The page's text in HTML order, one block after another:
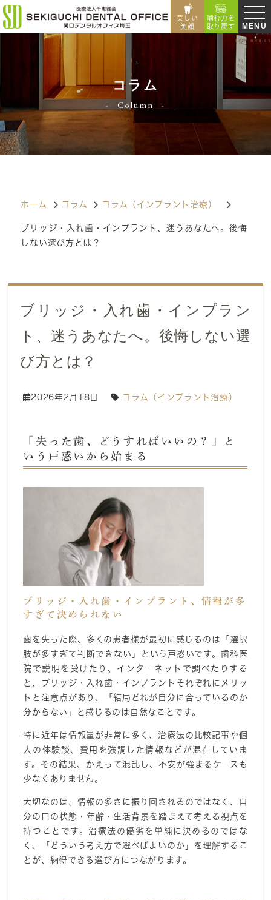
美しい
笑顔
噛む力を
取り戻す
MENU
コラム
Column
ホーム コラム コラム（インプラント治療）
ブリッジ・入れ歯・インプラント、迷うあなたへ。後悔
しない選び方とは？
ブリッジ・入れ歯・インプラン
ト、迷うあなたへ。後悔しない選
び方とは？
2026年2月18日 コラム（インプラント治療）
「失った歯、どうすればいいの？」と
いう戸惑いから始まる
ブリッジ・入れ歯・インプラント、情報が多
すぎて決められない
歯を失った際、多くの患者様が最初に感じるのは「選択
肢が多すぎて判断できない」という戸惑いです。歯科医
院で説明を受けたり、インターネットで調べたりする
と、ブリッジ・入れ歯・インプラントそれぞれにメリッ
トと注意点があり、「結局どれが自分に合っているのか
分からない」と感じるのは自然なことです。
特に近年は情報量が非常に多く、治療法の比較記事や個
人の体験談、費用を強調した情報などが混在していま
す。その結果、かえって混乱し、不安が強まるケースも
少なくありません。
大切なのは、情報の多さに振り回されるのではなく、自
分の口の状態・年齢・生活背景を踏まえて考える視点を
持つことです。治療法の優劣を単純に決めるのではな
く、「どういう考え方で選べばよいのか」を理解するこ
とが、納得できる選び方につながります。